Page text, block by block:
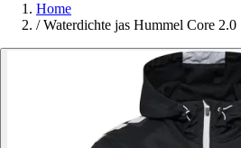
Home
/ Waterdichte jas Hummel Core 2.0